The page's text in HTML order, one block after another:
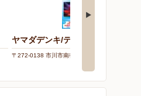
ヤマダデンキ/テックランド南行徳店
〒272-0138 市川市南行徳3-4-1